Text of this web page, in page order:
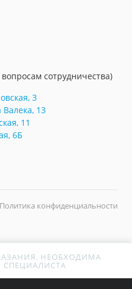
сотрудничества)
3
Валека, 13
11
6Б
Политика конфиденциальности
НЕОБХОДИМА
СПЕЦИАЛИСТА